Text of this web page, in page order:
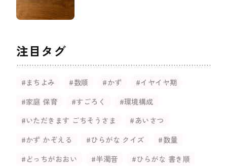
注目タグ
#まちよみ #数順 #かず
#イヤイヤ期
#家庭 保育
#すごろく
#環境構成
#いただきます ごちそうさま
#あいさつ
#かず かぞえる
#ひらがな クイズ
#数量
#どっちがおおい
#半濁音
#ひらがな 書き順